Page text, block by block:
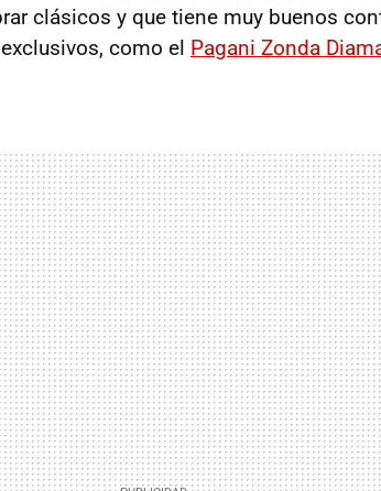
clásicos y que tiene muy buenos
como el Pagani Zonda